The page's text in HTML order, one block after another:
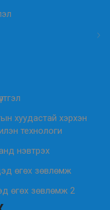
хуудастай хэрхэн
технологи
нэвтрэх
өгөх зөвлөмж
өгөх зөвлөмж 2